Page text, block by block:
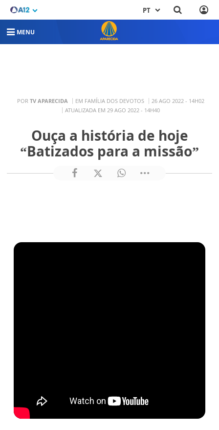
PT
MENU
POR TV APARECIDA EM FAMÍLIA DOS DEVOTOS
26 AGO 2022 - 14H02
ATUALIZADA EM 29 AGO 2022 - 14H40
Ouça a história de hoje
“Batizados para a missão”